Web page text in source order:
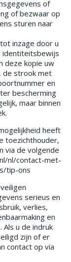
of
of bezwaar op
sturen naar
inzage door u
identiteitsbewijs
deze kopie uw
de strook met
en
bescherming
maar binnen
heeft
toezichthouder,
via de volgende
nl/contact-met-
tip-ons
serieus en
verlies,
en
u de indruk
zijn of er
contact op via